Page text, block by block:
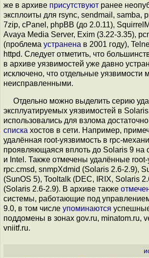
же в архиве присутствуют ранее
эксплоиты для rsync, sendmail, samba,
7zip, cPanel, phpBB (до 2.0.11),
Avaya Media Server, Exim (3.22-3.35),
(проблема устранена в 2001 году),
httpd. Следует отметить, что
в архиве уязвимостей уже давно
исключено, что отдельные уязвимости
неисправленными.
Отдельно можно выделить серию
эксплуатируемых уязвимостей в
использовались для взлома
списка хостов в сети. Например,
удалённая root-уязвимость в rpc-
проявляющаяся вплоть до Solaris 9 на
и Intel. Также отмечены удалённые root-
rpc.cmsd, snmpXdmid (Solaris 2.6-2.9),
(SunOS 5), Tooltalk (DEC, IRIX, Solaris
(Solaris 2.6-2.9). В архиве также
системы, работающие под
9.0, в том числе упоминаются
поддомены в зонах gov.ru, minatom.ru,
vniitf.ru.